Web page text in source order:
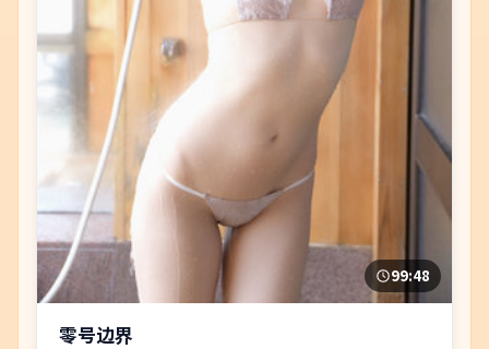
99:48
零号边界